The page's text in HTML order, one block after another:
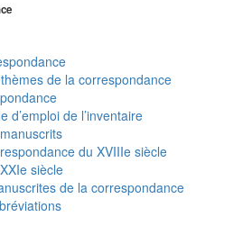
de la correspondance
d’emploi de l’inventaire
du XVIIIe siècle
siècle
de la correspondance